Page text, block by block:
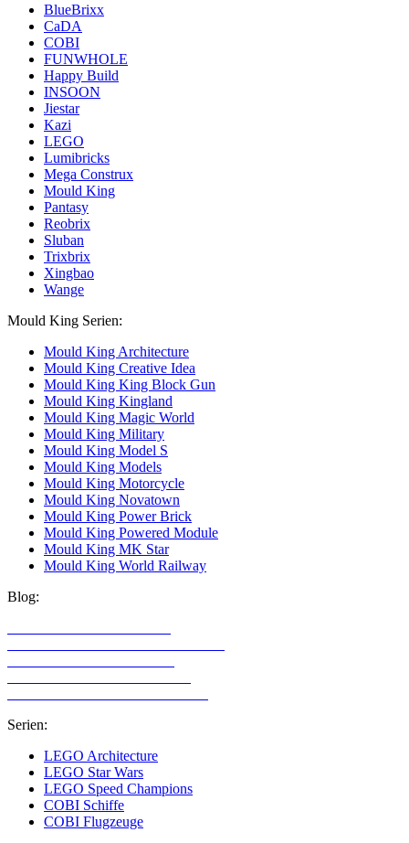
BlueBrixx
CaDA
COBI
FUNWHOLE
Happy Build
INSOON
Jiestar
Kazi
LEGO
Lumibricks
Mega Construx
Mould King
Pantasy
Reobrix
Sluban
Trixbrix
Xingbao
Wange
Mould King Serien:
Mould King Architecture
Mould King Creative Idea
Mould King King Block Gun
Mould King Kingland
Mould King Magic World
Mould King Military
Mould King Model S
Mould King Models
Mould King Motorcycle
Mould King Novatown
Mould King Power Brick
Mould King Powered Module
Mould King MK Star
Mould King World Railway
Blog:
Serien:
LEGO Architecture
LEGO Star Wars
LEGO Speed Champions
COBI Schiffe
COBI Flugzeuge